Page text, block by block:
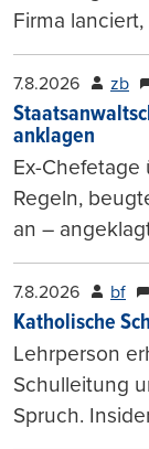
Firma
7.8.2026 zb
anklagen
Ex-
Regeln,
an –
7.8.2026 bf
Katholische
Lehrperson
Schulleitung
Spruch.